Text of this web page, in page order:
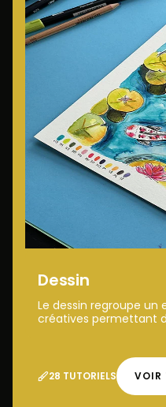
Dessin
Le dessin regroupe
créatives permettant
28 TUTORIELS VOIR